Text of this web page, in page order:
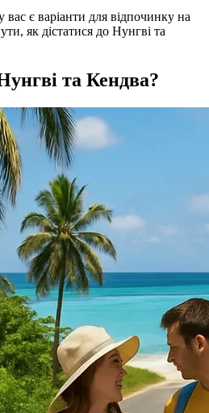
вас є варіанти для відпочинку на
як дістатися до Нунгві та
та Кендва?